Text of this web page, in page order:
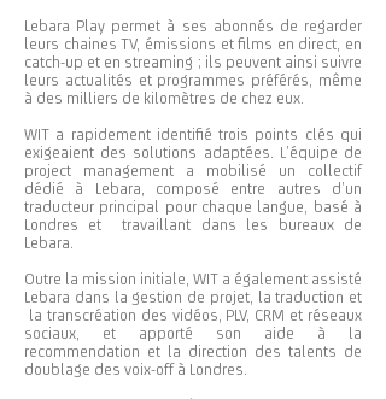
Lebara Play permet à ses abonnés de regarder
leurs chaines TV, émissions et films en direct, en
catch-up et en streaming ; ils peuvent ainsi suivre
leurs actualités et programmes préférés, même
à des milliers de kilomètres de chez eux.
WIT a rapidement identifié trois points clés qui
exigeaient des solutions adaptées. L’équipe de
project management a mobilisé un collectif
dédié à Lebara, composé entre autres d’un
traducteur principal pour chaque langue, basé à
Londres et travaillant dans les bureaux de
Lebara.
Outre la mission initiale, WIT a également assisté
Lebara dans la gestion de projet, la traduction et
la transcréation des vidéos, PLV, CRM et réseaux
sociaux, et apporté son aide à la
recommendation et la direction des talents de
doublage des voix-off à Londres.